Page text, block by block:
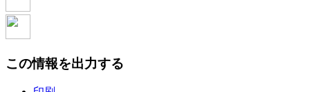
この情報を出力する